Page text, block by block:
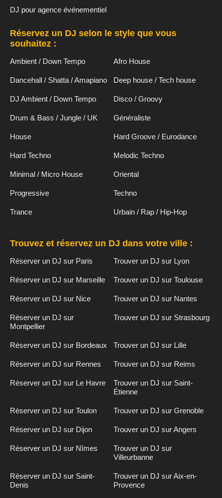
DJ pour agence événementiel
Réservez un DJ selon le style que vous
souhaitez :
Ambient / Down Tempo Afro House
Dancehall / Shatta / Amapiano Deep house / Tech house
DJ Ambient / Down Tempo Disco / Groovy
Drum & Bass / Jungle / UK Généraliste
House Hard Groove / Eurodance
Hard Techno Melodic Techno
Minimal / Micro House Oriental
Progressive Techno
Trance Urbain / Rap / Hip-Hop
Trouvez et réservez un DJ dans votre ville :
Réserver un DJ sur Paris Trouver un DJ sur Lyon
Réserver un DJ sur Marseille Trouver un DJ sur Toulouse
Réserver un DJ sur Nice Trouver un DJ sur Nantes
Réserver un DJ sur
Montpellier
Trouver un DJ sur Strasbourg
Réserver un DJ sur Bordeaux Trouver un DJ sur Lille
Réserver un DJ sur Rennes Trouver un DJ sur Reims
Réserver un DJ sur Le Havre
Trouver un DJ sur Saint-
Étienne
Réserver un DJ sur Toulon Trouver un DJ sur Grenoble
Réserver un DJ sur Dijon Trouver un DJ sur Angers
Réserver un DJ sur Nîmes
Trouver un DJ sur
Villeurbanne
Réserver un DJ sur Saint-
Denis
Trouver un DJ sur Aix-en-
Provence